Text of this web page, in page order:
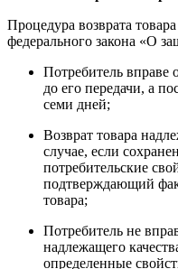
Процедура возврата
федерального закона «О
Потребитель вправе
до его передачи, а
семи дней;
Возврат товара
случае, если
потребительские
подтверждающий
товара;
Потребитель не
надлежащего
определенные